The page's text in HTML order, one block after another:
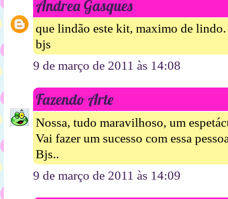
Andrea Gasques
que lindão este kit, maximo de lindo.
bjs
9 de março de 2011 às 14:08
Fazendo Arte
Nossa, tudo maravilhoso, um
Vai fazer um sucesso com essa
Bjs..
9 de março de 2011 às 14:09